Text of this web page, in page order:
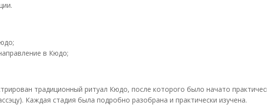
в Кюдо;
традиционный ритуал Кюдо, после которого было начато
Каждая стадия была подробно разобрана и практически изучена.